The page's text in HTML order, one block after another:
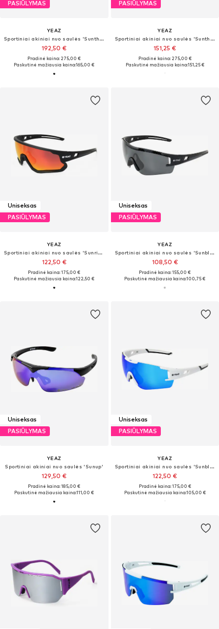
PASIŪLYMAS
YEAZ
Sportiniai akiniai nuo saulės 'Sunthrill'
192,50 €
Pradinė kaina: 275,00 €
Paskutinė mažiausia kaina:165,00 €
PASIŪLYMAS
YEAZ
Sportiniai akiniai nuo saulės 'Sunthrill'
151,25 €
Pradinė kaina: 275,00 €
Paskutinė mažiausia kaina:151,25 €
Uniseksas
PASIŪLYMAS
YEAZ
Sportiniai akiniai nuo saulės 'Sunrise'
122,50 €
Pradinė kaina: 175,00 €
Paskutinė mažiausia kaina:122,50 €
Uniseksas
PASIŪLYMAS
YEAZ
Sportiniai akiniai nuo saulės 'Sunblow'
108,50 €
Pradinė kaina: 155,00 €
Paskutinė mažiausia kaina:100,75 €
Uniseksas
PASIŪLYMAS
YEAZ
Sportiniai akiniai nuo saulės 'Sunup'
129,50 €
Pradinė kaina: 185,00 €
Paskutinė mažiausia kaina:111,00 €
Uniseksas
PASIŪLYMAS
YEAZ
Sportiniai akiniai nuo saulės 'Sunblow'
122,50 €
Pradinė kaina: 175,00 €
Paskutinė mažiausia kaina:105,00 €